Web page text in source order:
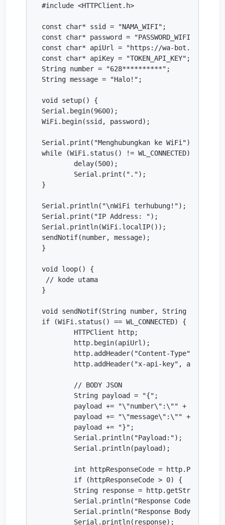
#include <HTTPClient.h>
const char* ssid = "NAMA_WIFI";
const char* password = "PASSWORD_WIFI";
const char* apiUrl = "https://wa-
const char* apiKey = "TOKEN_API_KEY";
String number = "628**********";
String message = "Halo!";
void setup() {
Serial.begin(9600);
WiFi.begin(ssid, password);
Serial.print("Menghubungkan ke WiFi");
while (WiFi.status() != WL_CONNECTED) {
}
Serial.println("\nWiFi terhubung!");
Serial.print("IP Address: ");
Serial.println(WiFi.localIP());
sendNotif(number, message);
}
void loop() {
// kode utama
}
void sendNotif(String number, String
if (WiFi.status() == WL_CONNECTED) {